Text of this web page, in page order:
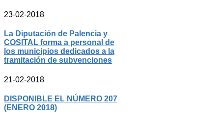
23-02-2018
La Diputación de Palencia y
COSITAL forma a personal de
los municipios dedicados a la
tramitación de subvenciones
21-02-2018
DISPONIBLE EL NÚMERO 207
(ENERO 2018)